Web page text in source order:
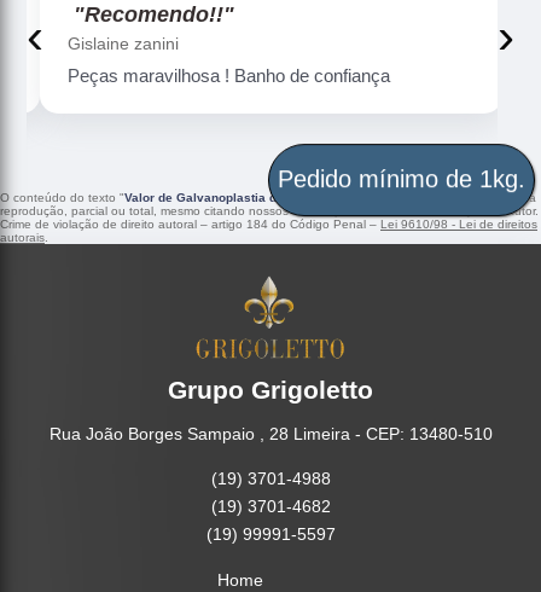
"Recomendo!!"
Gislaine zanini
Peças maravilhosa ! Banho de confiança
‹ ›
O conteúdo do texto "Valor de Galvanoplastia de Cromo Brasília
" é de direito reservado. Sua
reprodução, parcial ou total, mesmo citando nossos links, é proibida sem a autorização do autor.
Crime de violação de direito autoral – artigo 184 do Código Penal – Lei 9610/98 - Lei de direitos
autorais
Grupo Grigoletto
Rua João Borges Sampaio , 28 Limeira - CEP: 13480-510
(19) 3701-4988
(19) 3701-4682
(19) 99991-5597
Home
Pedido mínimo de 1kg.